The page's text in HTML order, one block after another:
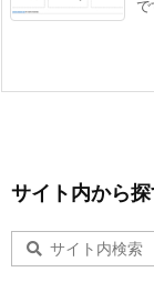
サイト内から